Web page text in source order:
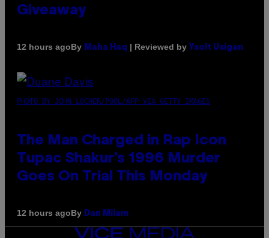
Giveaway
12 hours agoBy Maha Haq | Reviewed by Ysolt Usigan
PHOTO BY JOHN LOCHER/POOL/AFP VIA GETTY IMAGES
The Man Charged in Rap Icon
Tupac Shakur’s 1996 Murder
Goes On Trial This Monday
12 hours agoBy Dan Milam
VICE